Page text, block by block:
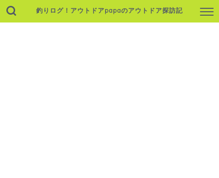
釣りログ！アウトドアpapaのアウトドア探訪記